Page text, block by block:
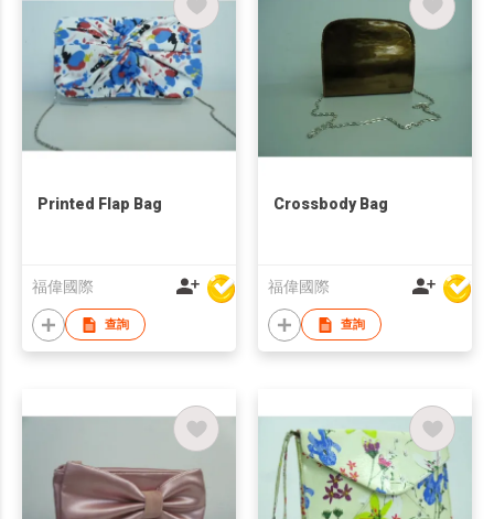
Printed Flap Bag
福偉國際
查詢
Crossbody Bag
福偉國際
查詢